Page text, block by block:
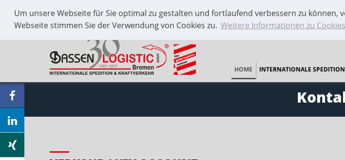
Um unsere Webseite für Sie optimal zu gestalten und fortlaufend verbessern zu können,
Webseite stimmen Sie der Verwendung von Cookies zu. Weitere Informationen zu
+49 421 / 59 66 55 0 Kontakt
HOME INTERNATIONALE SPEDITION